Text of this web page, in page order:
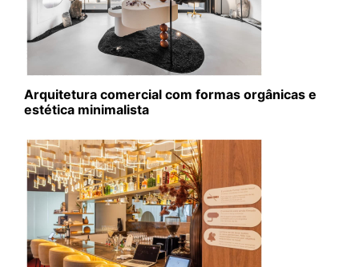
Arquitetura comercial com formas orgânicas e
estética minimalista